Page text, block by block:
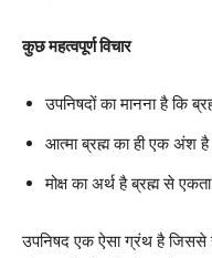
कुछ महत्वपूर्ण विचार
उपनिषदों का मानना है कि
आत्मा ब्रह्म का ही एक अंश
मोक्ष का अर्थ है ब्रह्म से
उपनिषद एक ऐसा ग्रंथ है